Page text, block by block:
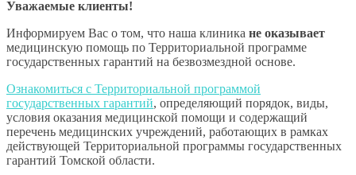
Уважаемые клиенты!
Информируем Вас о том, что наша клиника не оказывает
медицинскую помощь по Территориальной программе
государственных гарантий на безвозмездной основе.
Ознакомиться с Территориальной программой
государственных гарантий, определяющий порядок, виды,
условия оказания медицинской помощи и содержащий
перечень медицинских учреждений, работающих в рамках
действующей Территориальной программы государственных
гарантий Томской области.